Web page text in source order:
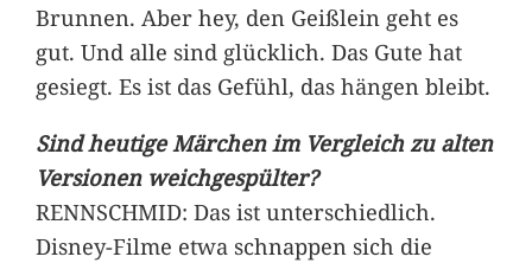
Brunnen. Aber hey, den Geißlein geht es
gut. Und alle sind glücklich. Das Gute hat
gesiegt. Es ist das Gefühl, das hängen bleibt.
Sind heutige Märchen im Vergleich zu alten
Versionen weichgespülter?
RENNSCHMID: Das ist unterschiedlich.
Disney-Filme etwa schnappen sich die